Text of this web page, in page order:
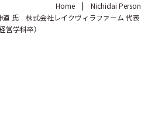
Home
Nichidai Person
氏 株式会社レイクヴィラファーム 代表
営学科卒）